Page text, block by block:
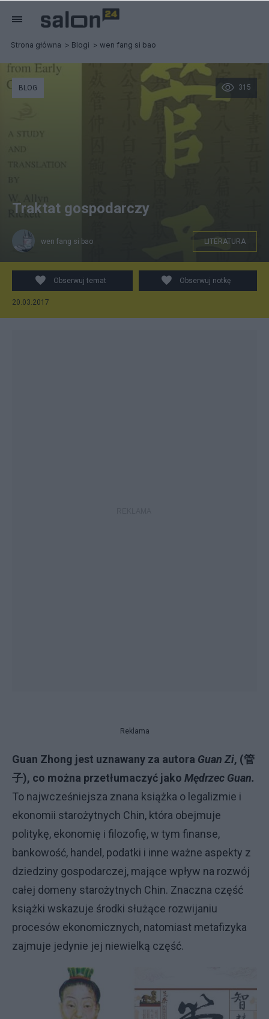
Strona główna Blogi wen fang si bao
315
BLOG
Traktat gospodarczy
wen fang si bao LITERATURA
Obserwuj temat Obserwuj notkę
20.03.2017
Reklama
Guan Zhong jest uznawany za autora Guan Zi, (管
子), co można przetłumaczyć jako Mędrzec Guan.
To najwcześniejsza znana książka o legalizmie i
ekonomii starożytnych Chin, która obejmuje
politykę, ekonomię i filozofię, w tym finanse,
bankowość, handel, podatki i inne ważne aspekty z
dziedziny gospodarczej, mające wpływ na rozwój
całej domeny starożytnych Chin. Znaczna część
książki wskazuje środki służące rozwijaniu
procesów ekonomicznych, natomiast metafizyka
zajmuje jedynie jej niewielką część.